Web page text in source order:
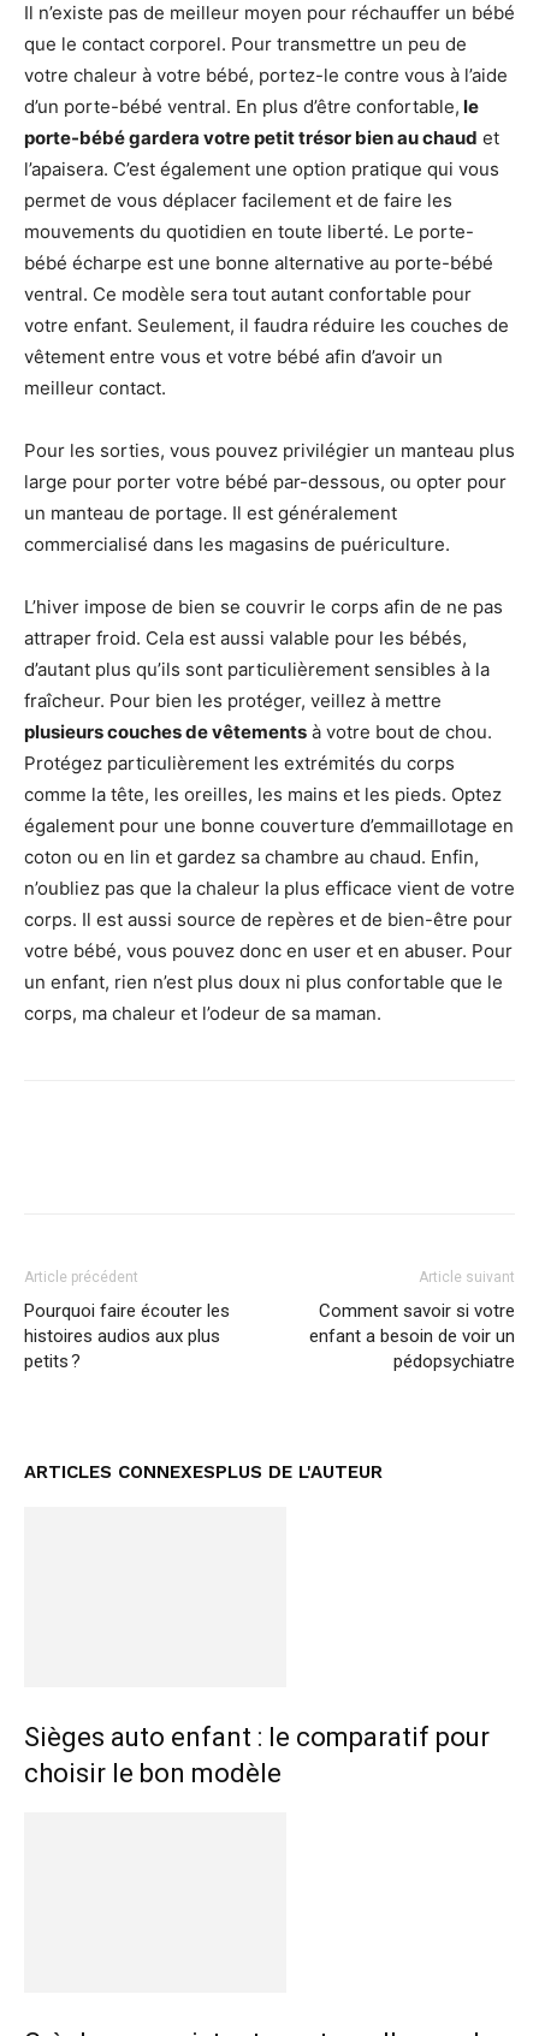
Il n’existe pas de meilleur moyen pour réchauffer un bébé
que le contact corporel. Pour transmettre un peu de
votre chaleur à votre bébé, portez-le contre vous à l’aide
d’un porte-bébé ventral. En plus d’être confortable, le
porte-bébé gardera votre petit trésor bien au chaud et
l’apaisera. C’est également une option pratique qui vous
permet de vous déplacer facilement et de faire les
mouvements du quotidien en toute liberté. Le porte-
bébé écharpe est une bonne alternative au porte-bébé
ventral. Ce modèle sera tout autant confortable pour
votre enfant. Seulement, il faudra réduire les couches de
vêtement entre vous et votre bébé afin d’avoir un
meilleur contact.
Pour les sorties, vous pouvez privilégier un manteau plus
large pour porter votre bébé par-dessous, ou opter pour
un manteau de portage. Il est généralement
commercialisé dans les magasins de puériculture.
L’hiver impose de bien se couvrir le corps afin de ne pas
attraper froid. Cela est aussi valable pour les bébés,
d’autant plus qu’ils sont particulièrement sensibles à la
fraîcheur. Pour bien les protéger, veillez à mettre
plusieurs couches de vêtements à votre bout de chou.
Protégez particulièrement les extrémités du corps
comme la tête, les oreilles, les mains et les pieds. Optez
également pour une bonne couverture d’emmaillotage en
coton ou en lin et gardez sa chambre au chaud. Enfin,
n’oubliez pas que la chaleur la plus efficace vient de votre
corps. Il est aussi source de repères et de bien-être pour
votre bébé, vous pouvez donc en user et en abuser. Pour
un enfant, rien n’est plus doux ni plus confortable que le
corps, ma chaleur et l’odeur de sa maman.
Article précédent
Pourquoi faire écouter les
histoires audios aux plus
petits ?
Article suivant
Comment savoir si votre
enfant a besoin de voir un
pédopsychiatre
ARTICLES CONNEXESPLUS DE L'AUTEUR
Sièges auto enfant : le comparatif pour
choisir le bon modèle